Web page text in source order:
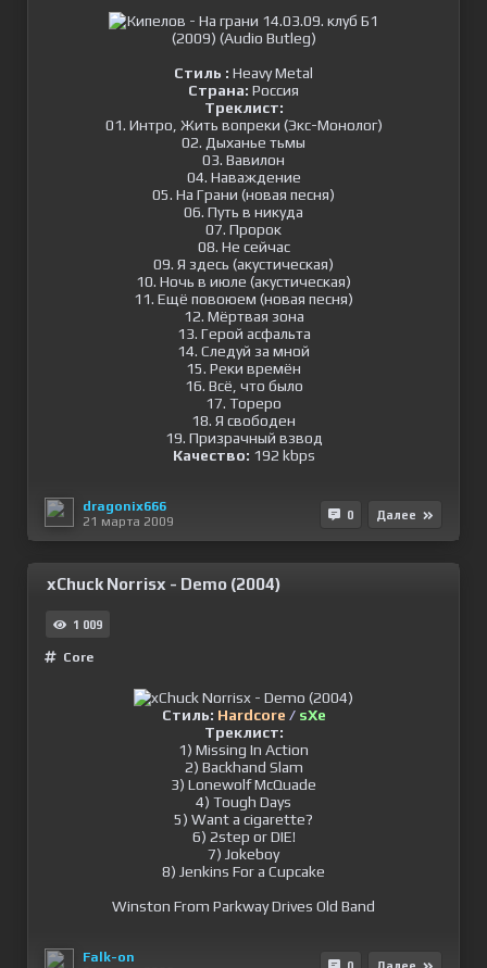
Стиль : Heavy Metal
Страна: Россия
Треклист:
01. Интро, Жить вопреки (Экс-Монолог)
02. Дыханье тьмы
03. Вавилон
04. Наваждение
05. На Грани (новая песня)
06. Путь в никуда
07. Пророк
08. Не сейчас
09. Я здесь (акустическая)
10. Ночь в июле (акустическая)
11. Ещё повоюем (новая песня)
12. Мёртвая зона
13. Герой асфальта
14. Следуй за мной
15. Реки времён
16. Всё, что было
17. Тореро
18. Я свободен
19. Призрачный взвод
Качество: 192 kbps
dragonix666
21 марта 2009
0 Далее
xChuck Norrisx - Demo (2004)
1 009
Сore
Стиль: Hardcore / sXe
Треклист:
1) Missing In Action
2) Backhand Slam
3) Lonewolf McQuade
4) Tough Days
5) Want a cigarette?
6) 2step or DIE!
7) Jokeboy
8) Jenkins For a Cupcake
Winston From Parkway Drives Old Band
Falk-on